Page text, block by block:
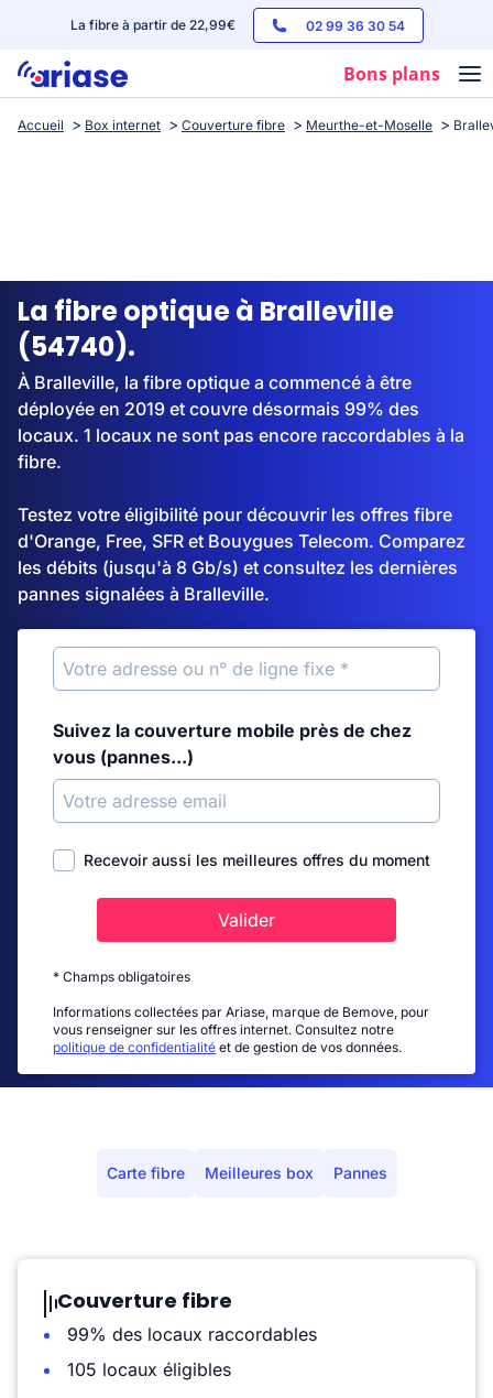
La fibre à partir de 22,99€ 02 99 36 30 54
Bons plans
Box internet
Streaming
Accueil Box internet Couverture fibre Meurthe-et-Moselle
La fibre optique à Bralleville
(54740).
À Bralleville, la fibre optique a commencé à être
déployée en 2019 et couvre désormais 99% des
locaux. 1 locaux ne sont pas encore raccordables à la
fibre.
Testez votre éligibilité pour découvrir les offres fibre
d'Orange, Free, SFR et Bouygues Telecom. Comparez
les débits (jusqu'à 8 Gb/s) et consultez les dernières
pannes signalées à Bralleville.
Suivez la couverture mobile près de chez
vous (pannes...)
Recevoir aussi les meilleures offres du moment
Valider
* Champs obligatoires
Informations collectées par Ariase, marque de Bemove, pour
vous renseigner sur les offres internet. Consultez notre
politique de confidentialité et de gestion de vos données.
Carte fibre Meilleures box Pannes
Couverture fibre
99% des locaux raccordables
105 locaux éligibles